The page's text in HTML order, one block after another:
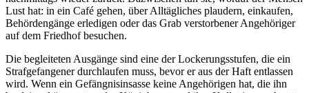
Lust hat: in ein Café gehen, über Alltägliches plaudern, einkaufen,
Behördengänge erledigen oder das Grab verstorbener Angehöriger
auf dem Friedhof besuchen.
Die begleiteten Ausgänge sind eine der Lockerungsstufen, die ein
Strafgefangener durchlaufen muss, bevor er aus der Haft entlassen
wird. Wenn ein Gefängnisinsasse keine Angehörigen hat, die ihn